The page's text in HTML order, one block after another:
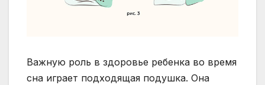
Важную роль в здоровье ребенка во время
сна играет подходящая подушка. Она